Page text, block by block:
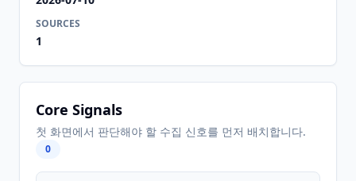
SOURCES
1
Core Signals
첫 화면에서 판단해야 할 수집 신호를 먼저 배치합니다.
0